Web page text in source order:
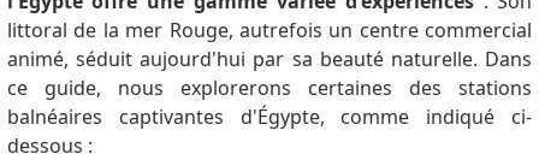
littoral de la mer Rouge, autrefois un centre commercial
animé, séduit aujourd'hui par sa beauté naturelle. Dans
ce guide, nous explorerons certaines des stations
balnéaires captivantes d'Égypte, comme indiqué ci-
dessous :